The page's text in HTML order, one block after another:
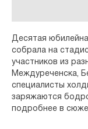
Десятая
собрала на
участников из
Междуреченска,
специалисты
заряжаются
подробнее в